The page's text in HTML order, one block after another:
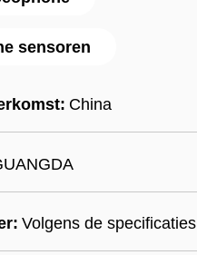
sensoren
China
Volgens de specificaties